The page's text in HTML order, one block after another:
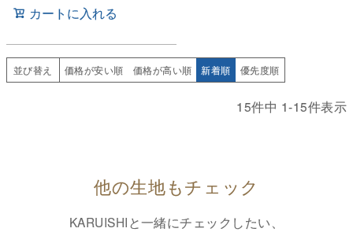
カートに入れる
並び替え 価格が安い順 価格が高い順 新着順 優先度順
15件中 1-15件表示
他の生地もチェック
KARUISHIと一緒にチェックしたい、